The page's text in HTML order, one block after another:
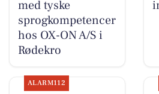
med tyske
sprogkompetencer
hos OX-ON A/S i
Rødekro
ALARM112